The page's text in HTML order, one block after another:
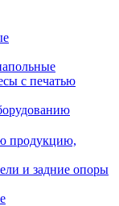
с печатью
продукцию,
и задние опоры